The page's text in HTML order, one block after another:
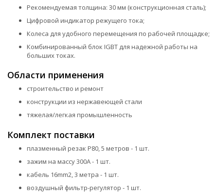
Рекомендуемая толщина: 30 мм (конструкционная сталь);
Цифровой индикатор режущего тока;
Колеса для удобного перемещения по рабочей площадке;
Комбинированный блок IGBT для надежной работы на
больших токах.
Области применения
строительство и ремонт
конструкции из нержавеющей стали
тяжелая/легкая промышленность
Комплект поставки
плазменный резак P80, 5 метров - 1 шт.
зажим на массу 300А - 1 шт.
кабель 16mm2, 3 метра - 1 шт.
воздушный фильтр-регулятор - 1 шт.